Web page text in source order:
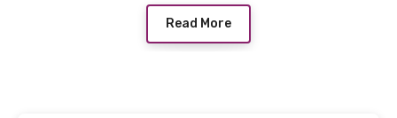
Read More